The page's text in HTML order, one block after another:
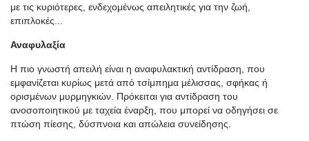
με τις κυριότερες, ενδεχομένως απειλητικές για την ζωή,
επιπλοκές...
Αναφυλαξία
Η πιο γνωστή απειλή είναι η αναφυλακτική αντίδραση, που
εμφανίζεται κυρίως μετά από τσίμπημα μέλισσας, σφήκας ή
ορισμένων μυρμηγκιών. Πρόκειται για αντίδραση του
ανοσοποιητικού με ταχεία έναρξη, που μπορεί να οδηγήσει σε
πτώση πίεσης, δύσπνοια και απώλεια συνείδησης.